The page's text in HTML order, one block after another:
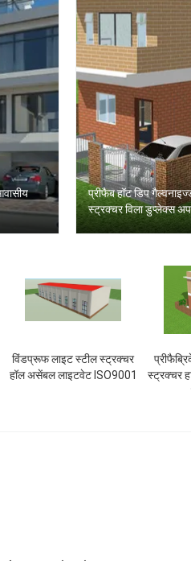
प्रीफैब हॉट डिप
स्ट्रक्चर विला डुप्लेक्स
विंडप्रूफ लाइट स्टील स्ट्रक्चर
हॉल असेंबल लाइटवेट ISO9001
स्ट्रक्चर